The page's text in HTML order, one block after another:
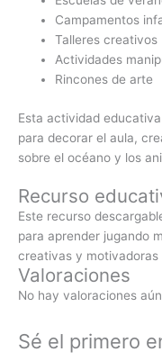
Campamentos
Talleres creativos
Actividades
Rincones de arte
Esta actividad
para decorar el aula,
sobre el océano y los
Recurso
Este recurso
para aprender jugando
creativas y motivadoras
Valoraciones
No hay valoraciones
Sé el primero